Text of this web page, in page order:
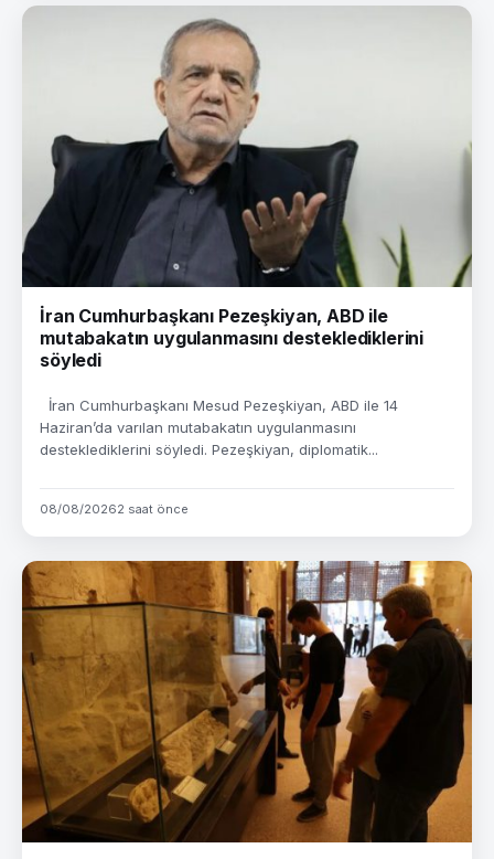
İran Cumhurbaşkanı Pezeşkiyan, ABD ile
mutabakatın uygulanmasını desteklediklerini
söyledi
İran Cumhurbaşkanı Mesud Pezeşkiyan, ABD ile 14
Haziran’da varılan mutabakatın uygulanmasını
desteklediklerini söyledi. Pezeşkiyan, diplomatik...
08/08/20262 saat önce